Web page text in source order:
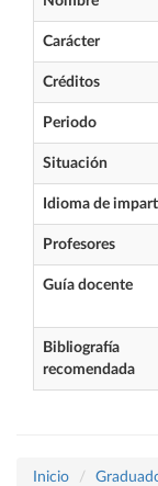
Carácter
Créditos
Periodo
Situación
Idioma de
Profesores
Guía docente
Bibliografía
recomendada
Inicio